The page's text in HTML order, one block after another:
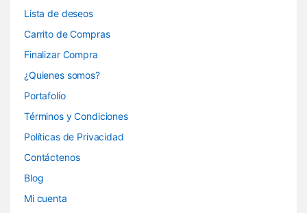
Lista de deseos
Carrito de Compras
Finalizar Compra
¿Quienes somos?
Portafolio
Términos y Condiciones
Políticas de Privacidad
Contáctenos
Blog
Mi cuenta